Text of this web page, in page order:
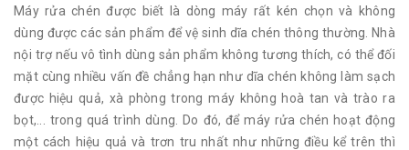
Máy rửa chén được biết là dòng máy rất kén chọn và không
dùng được các sản phẩm để vệ sinh dĩa chén thông thường. Nhà
nội trợ nếu vô tình dùng sản phẩm không tương thích, có thể đối
mặt cùng nhiều vấn đề chẳng hạn như dĩa chén không làm sạch
được hiệu quả, xà phòng trong máy không hoà tan và trào ra
bọt,... trong quá trình dùng. Do đó, để máy rửa chén hoạt động
một cách hiệu quả và trơn tru nhất như những điều kể trên thì